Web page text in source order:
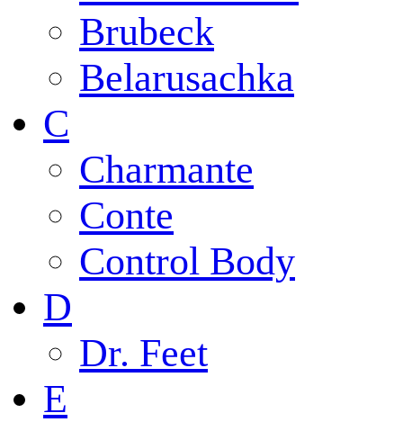
Brubeck
Belarusachka
C
Charmante
Conte
Control Body
D
Dr. Feet
E